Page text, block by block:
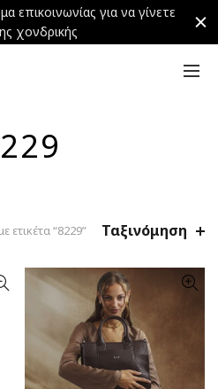
ετικέτα “8229” Ταξινόμηση
επικοινωνίας για να γίνετε
χονδρικής